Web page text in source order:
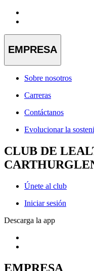
EMPRESA
Sobre nosotros
Carreras
Contáctanos
Evolucionar la
CLUB DE
Únete al club
Iniciar sesión
Descarga la app
EMPRESA